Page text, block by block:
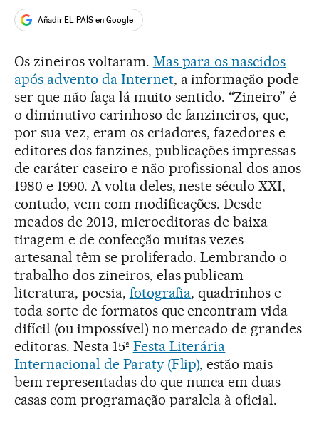
Añadir EL PAÍS en Google
Os zineiros voltaram. Mas para os nascidos
após advento da Internet, a informação pode
ser que não faça lá muito sentido. “Zineiro” é
o diminutivo carinhoso de fanzineiros, que,
por sua vez, eram os criadores, fazedores e
editores dos fanzines, publicações impressas
de caráter caseiro e não profissional dos anos
1980 e 1990. A volta deles, neste século XXI,
contudo, vem com modificações. Desde
meados de 2013, microeditoras de baixa
tiragem e de confecção muitas vezes
artesanal têm se proliferado. Lembrando o
trabalho dos zineiros, elas publicam
literatura, poesia, fotografia, quadrinhos e
toda sorte de formatos que encontram vida
difícil (ou impossível) no mercado de grandes
editoras. Nesta 15ª Festa Literária
Internacional de Paraty (Flip), estão mais
bem representadas do que nunca em duas
casas com programação paralela à oficial.